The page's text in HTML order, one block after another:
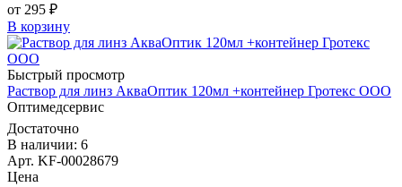
от 295 ₽
В корзину
Быстрый просмотр
Раствор для линз АкваОптик 120мл +контейнер Гротекс ООО
Оптимедсервис
Достаточно
В наличии: 6
Арт. KF-00028679
Цена